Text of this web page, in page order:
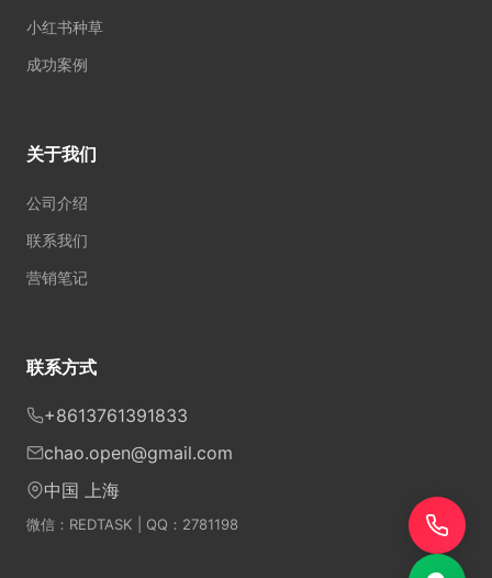
小红书种草
成功案例
关于我们
公司介绍
联系我们
营销笔记
联系方式
+8613761391833
chao.open@gmail.com
中国 上海
微信：REDTASK | QQ：2781198